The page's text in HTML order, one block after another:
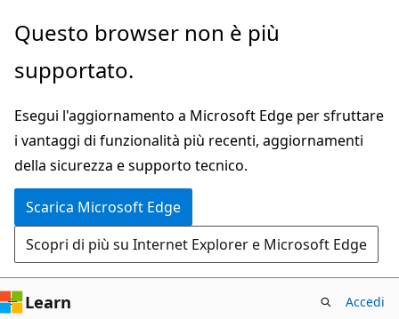
Ignora
passa
contenuto
principale
Questo browser non è più
supportato.
Esegui l'aggiornamento a Microsoft Edge per sfruttare
i vantaggi di funzionalità più recenti, aggiornamenti
della sicurezza e supporto tecnico.
Scarica Microsoft Edge
Scopri di più su Internet Explorer e Microsoft Edge
Learn Accedi